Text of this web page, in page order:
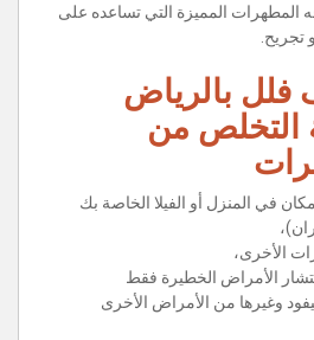
المطهرات المميزة التي تساعده على
تجريح.
بالرياض
التخلص من
في المنزل أو الفيلا الخاصة بك
الأخرى،
الأمراض الخطيرة فقط
وغيرها من الأمراض الأخرى